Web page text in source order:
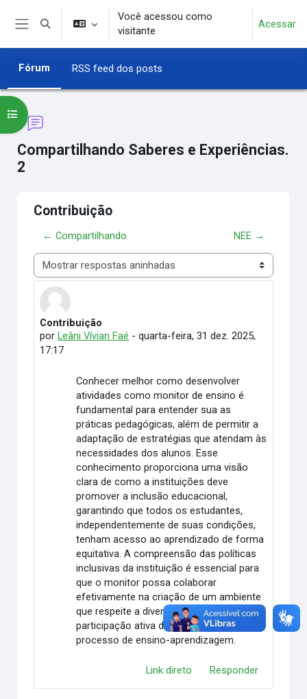
Ir para o conteúdo principal
Alternar entrada de pesquisa
Você acessou como
visitante
Acessar
Fórum RSS feed dos posts
Compartilhando Saberes e Experiências.
2
Abrir índice do curso
Contribuição
← Compartilhando NEE →
Modo de visualização
Contribuição
por Leâni Vívian Faé -quarta-feira, 31 dez. 2025,
17:17
Número de respostas: 0
Conhecer melhor como desenvolver
atividades como monitor de ensino é
fundamental para entender sua as
práticas pedagógicas, além de permitir a
adaptação de estratégias que atendam às
necessidades dos alunos. Esse
conhecimento proporciona uma visão
clara de como a instituições deve
promover a inclusão educacional,
garantindo que todos os estudantes,
independentemente de suas condições,
tenham acesso ao aprendizado de forma
equitativa. A compreensão das políticas
inclusivas da instituição é essencial para
que o monitor possa colaborar
efetivamente na criação de um ambiente
que respeite a diversidade e promova a
participação ativa de todos os alunos no
processo de ensino-aprendizagem.
Link direto Responder